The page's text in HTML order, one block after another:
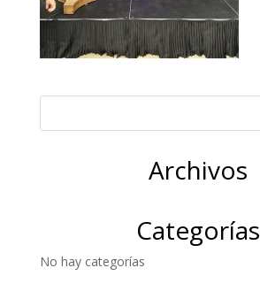
Archivos
Categorías
No hay categorías